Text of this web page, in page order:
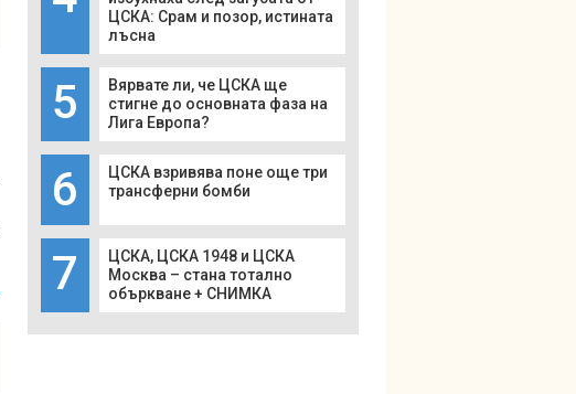
ЦСКА: Срам и позор, истината
лъсна
5
Вярвате ли, че ЦСКА ще
стигне до основната фаза на
Лига Европа?
6
ЦСКА взривява поне още три
трансферни бомби
7
ЦСКА, ЦСКА 1948 и ЦСКА
Москва – стана тотално
объркване + СНИМКА